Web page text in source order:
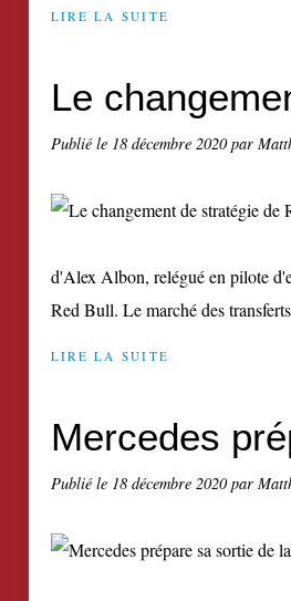
LIRE LA SUITE
Le
Publié le 18 décembre 2020par
d'Alex Albon, relégué en pilote
Red Bull. Le marché des
LIRE LA SUITE
Mercedes
Publié le 18 décembre 2020par